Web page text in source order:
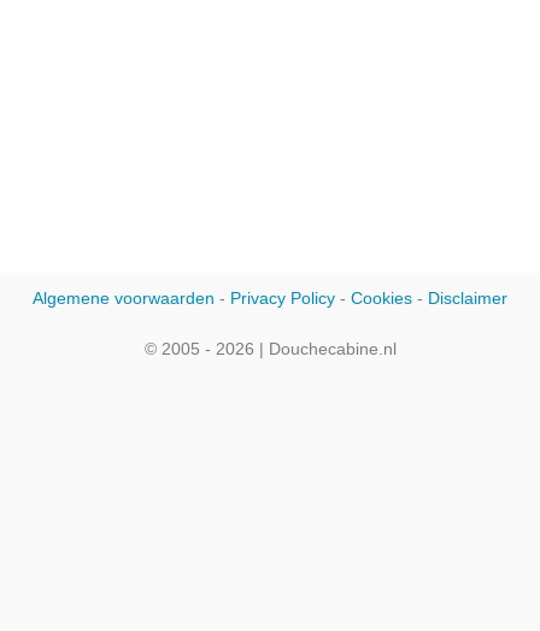
Algemene voorwaarden - Privacy Policy - Cookies - Disclaimer
© 2005 - 2026 | Douchecabine.nl